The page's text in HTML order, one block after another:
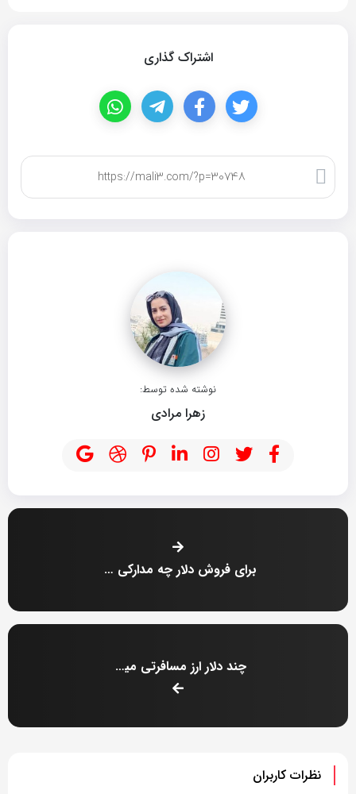
اشتراک گذاری
نوشته شده توسط:
زهرا مرادی
برای فروش دلار چه مدارکی لازم است؟
چند دلار ارز مسافرتی میدهند؟
نظرات کاربران